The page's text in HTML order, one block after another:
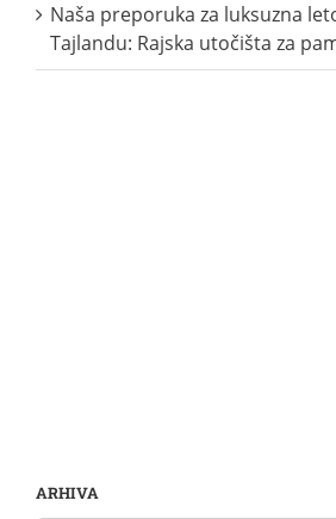
Naša preporuka za luksuzna
Tajlandu: Rajska utočišta za
ARHIVA